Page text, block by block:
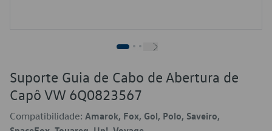
Suporte Guia de Cabo de Abertura de
Capô VW 6Q0823567
Compatibilidade: Amarok, Fox, Gol, Polo, Saveiro,